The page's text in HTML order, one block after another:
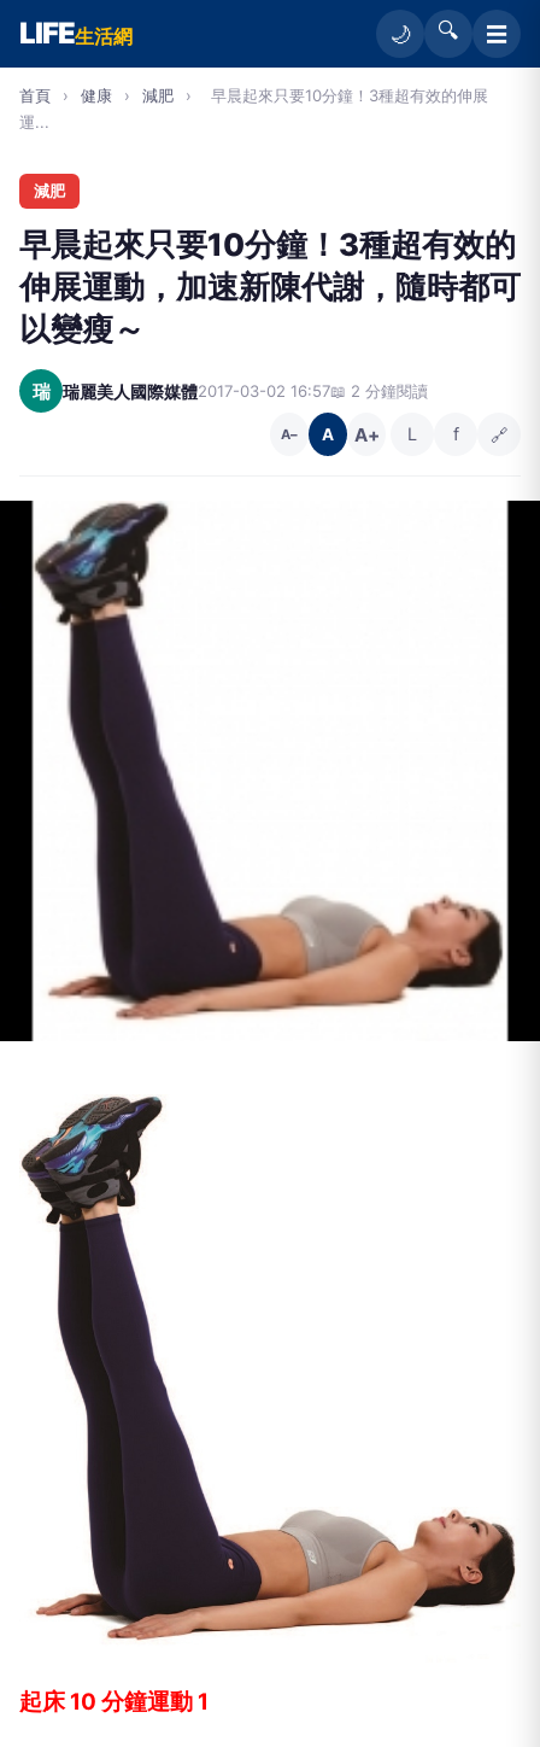
LIFE生活網 🌙 🔍 ☰
首頁 › 健康 › 減肥 ›
早晨起來只要10分鐘！3種超有效的伸展
運...
減肥
早晨起來只要10分鐘！3種超有效的
伸展運動，加速新陳代謝，隨時都可
以變瘦～
瑞 瑞麗美人國際媒體2017-03-02 16:57📖 2 分鐘閱讀
A− A A+ L f 🔗
起床 10 分鐘運動 1